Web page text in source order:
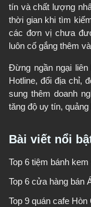
tín và chất lượng
thời gian khi tìm
các đơn vị chưa
luôn cố gắng thêm
Đừng ngần ngại
Hotline, đổi địa chỉ,
sung thêm doanh
tăng độ uy tín,
Bài viết nổi
Top 6 tiệm bánh
Top 6 cửa hàng bán
Top 9 quán cafe